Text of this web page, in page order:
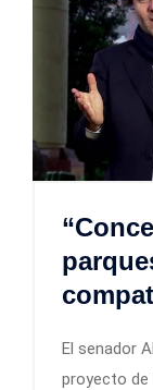
El senador
proyecto de